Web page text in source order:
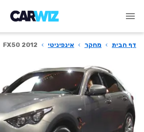
דף הבית › מחקר › אינפיניטי ›
FX50 2012